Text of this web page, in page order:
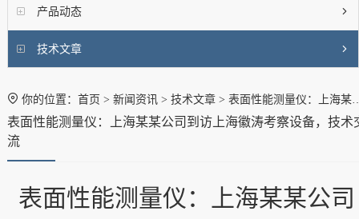
产品动态
技术文章
你的位置： 首页 > 新闻资讯 > 技术文章 > 表面性能测量仪：上海某某公司到访上海徽涛考察设备，技术交流
表面性能测量仪：上海某某公司到访上海徽涛考察设备，技术
流
表面性能测量仪：上海某某公司